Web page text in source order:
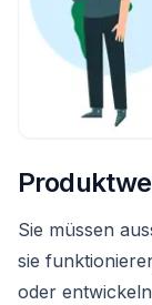
Sie müssen
sie
oder